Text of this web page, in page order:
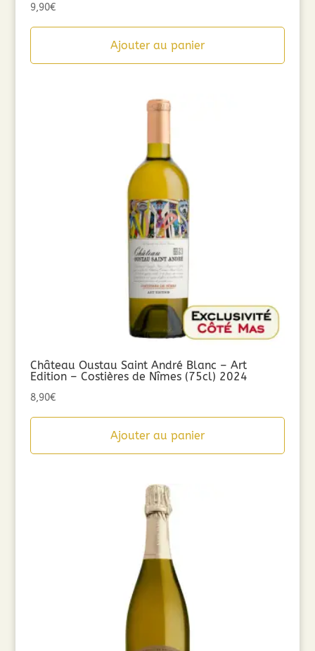
9,90€
Ajouter au panier
Château Oustau Saint André Blanc – Art
Edition – Costières de Nîmes (75cl) 2024
8,90€
Ajouter au panier